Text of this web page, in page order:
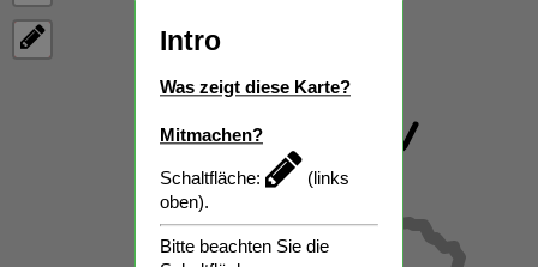
Intro
Was zeigt diese Karte?
Mitmachen?
Schaltfläche:
(links
oben).
Bitte beachten Sie die
NEUBAU NEUBAU NEUBAU